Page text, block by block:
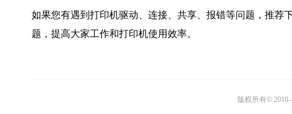
如果您有遇到打印机驱动、连接、共享、报错等问题，推荐
题，提高大家工作和打印机使用效率。
版权所有© 2010